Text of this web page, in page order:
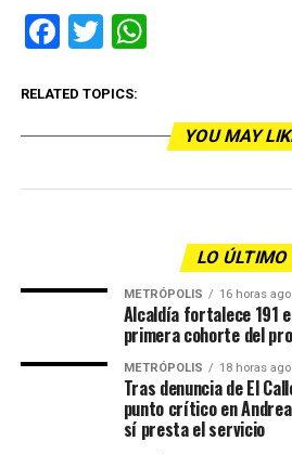
Facebook
TwitterWhatsApp
RELATED TOPICS:
YOU MAY
LO ÚLTIMO
METRÓPOLIS 16 horas ago
Alcaldía fortalece 191
primera cohorte del
METRÓPOLIS 18 horas ago
Tras denuncia de El
punto crítico en
sí presta el servicio